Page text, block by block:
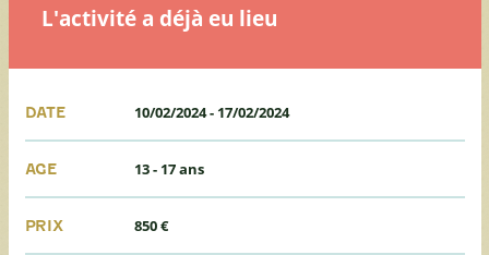
L'activité a déjà eu lieu
DATE 10/02/2024- 17/02/2024
AGE 13 - 17 ans
PRIX 850 €